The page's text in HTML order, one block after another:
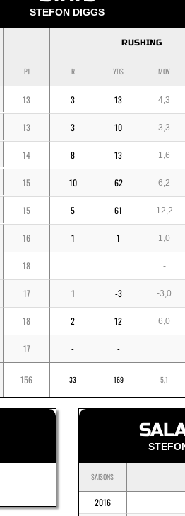
STEFON DIGGS
RUSHING
PJ R YDS MOY
13 3 13 4,3
13 3 10 3,3
14 8 13 1,6
15 10 62 6,2
15 5 61 12,2
16 1 1 1,0
18 - - -
17 1 -3 -3,0
18 2 12 6,0
17 - - -
156 33 169 5,1
SAISONS
2016